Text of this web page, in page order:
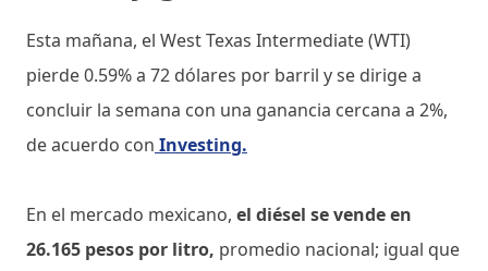
Esta mañana, el West Texas Intermediate (WTI)
pierde 0.59% a 72 dólares por barril y se dirige a
concluir la semana con una ganancia cercana a 2%,
de acuerdo con Investing.
En el mercado mexicano, el diésel se vende en
26.165 pesos por litro, promedio nacional; igual que